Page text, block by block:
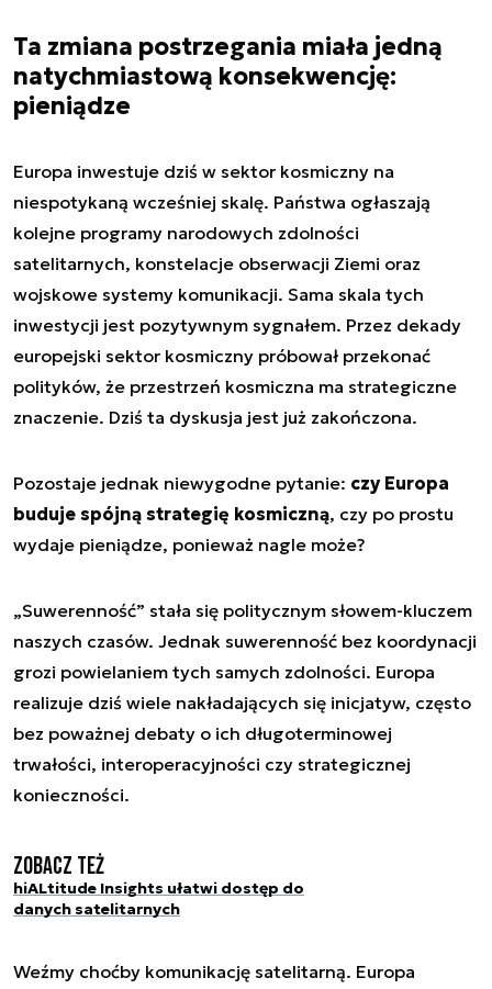
Ta zmiana postrzegania miała jedną
natychmiastową konsekwencję:
pieniądze
Europa inwestuje dziś w sektor kosmiczny na
niespotykaną wcześniej skalę. Państwa ogłaszają
kolejne programy narodowych zdolności
satelitarnych, konstelacje obserwacji Ziemi oraz
wojskowe systemy komunikacji. Sama skala tych
inwestycji jest pozytywnym sygnałem. Przez dekady
europejski sektor kosmiczny próbował przekonać
polityków, że przestrzeń kosmiczna ma strategiczne
znaczenie. Dziś ta dyskusja jest już zakończona.
Pozostaje jednak niewygodne pytanie: czy Europa
buduje spójną strategię kosmiczną, czy po prostu
wydaje pieniądze, ponieważ nagle może?
„Suwerenność” stała się politycznym słowem-kluczem
naszych czasów. Jednak suwerenność bez koordynacji
grozi powielaniem tych samych zdolności. Europa
realizuje dziś wiele nakładających się inicjatyw, często
bez poważnej debaty o ich długoterminowej
trwałości, interoperacyjności czy strategicznej
konieczności.
Zobacz też
hiALtitude Insights ułatwi dostęp do
danych satelitarnych
Weźmy choćby komunikację satelitarną. Europa